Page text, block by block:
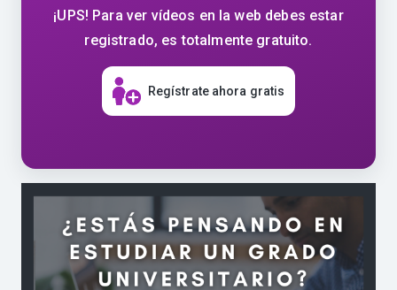
¡UPS! Para ver vídeos en la web debes estar
registrado, es totalmente gratuito.
Regístrate ahora gratis